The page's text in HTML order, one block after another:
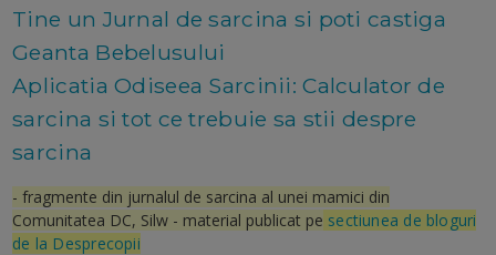
Tine un Jurnal de sarcina si poti castiga
Geanta Bebelusului
Aplicatia Odiseea Sarcinii: Calculator de
sarcina si tot ce trebuie sa stii despre
sarcina
- fragmente din jurnalul de sarcina al unei mamici din
Comunitatea DC, Silw - material publicat pe sectiunea de bloguri
de la Desprecopii